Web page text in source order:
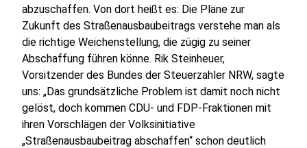
abzuschaffen. Von dort heißt es: Die Pläne zur
Zukunft des Straßenausbaubeitrags verstehe man als
die richtige Weichenstellung, die zügig zu seiner
Abschaffung führen könne. Rik Steinheuer,
Vorsitzender des Bundes der Steuerzahler NRW, sagte
uns: „Das grundsätzliche Problem ist damit noch nicht
gelöst, doch kommen CDU- und FDP-Fraktionen mit
ihren Vorschlägen der Volksinitiative
„Straßenausbaubeitrag abschaffen“ schon deutlich